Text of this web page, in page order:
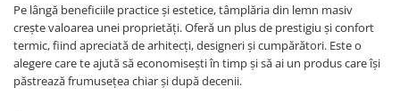
Pe lângă beneficiile practice și estetice, tâmplăria din lemn masiv
crește valoarea unei proprietăți. Oferă un plus de prestigiu și confort
termic, fiind apreciată de arhitecți, designeri și cumpărători. Este o
alegere care te ajută să economisești în timp și să ai un produs care își
păstrează frumusețea chiar și după decenii.